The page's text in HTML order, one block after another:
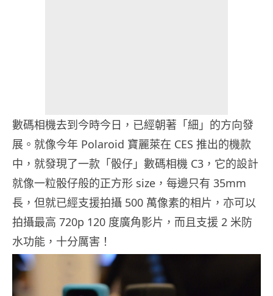
數碼相機去到今時今日，已經朝著「細」的方向發
展。就像今年 Polaroid 寶麗萊在 CES 推出的機款
中，就發現了一款「骰仔」數碼相機 C3，它的設計
就像一粒骰仔般的正方形 size，每邊只有 35mm
長，但就已經支援拍攝 500 萬像素的相片，亦可以
拍攝最高 720p 120 度廣角影片，而且支援 2 米防
水功能，十分厲害！